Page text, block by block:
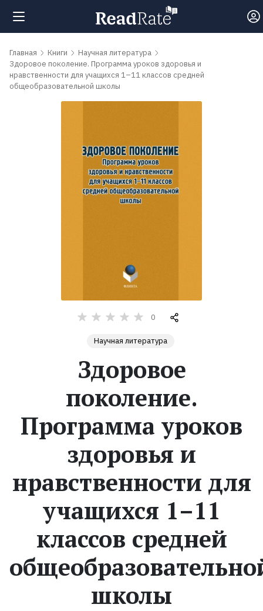
Поиск
Новости
Коллекции
Главная Книги
Научная литература
Здоровое поколение. Программа уроков здоровья и
нравственности для учащихся 1–11 классов средней
общеобразовательной школы
0
Научная литература
Здоровое
поколение.
Программа уроков
здоровья и
нравственности для
учащихся 1–11
классов средней
школы